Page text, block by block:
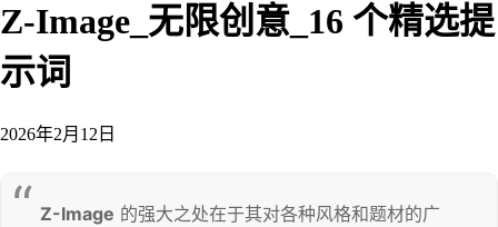
Z-Image_无限创意_16 个精选提
示词
2026年2月12日
Z-Image 的强大之处在于其对各种风格和题材的广